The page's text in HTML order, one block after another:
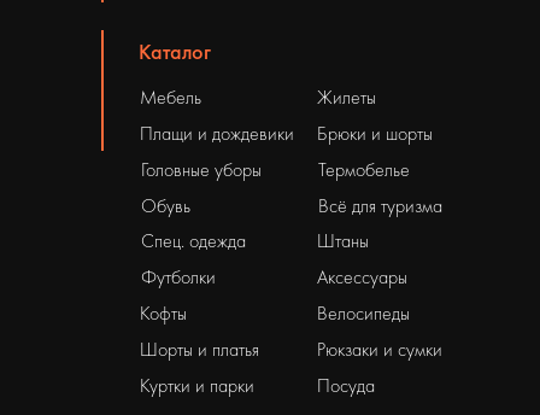
Жилеты
Каталог
Плащи и дождевики
Головные уборы
Обувь
Штаны
Рюкзаки и сумки
Мебель
Брюки и шорты
Термобелье
Всё для туризма
Велосипеды
Аксессуары
Спец. одежда
Футболки
Куртки и парки
Кофты
Шорты и платья
Посуда